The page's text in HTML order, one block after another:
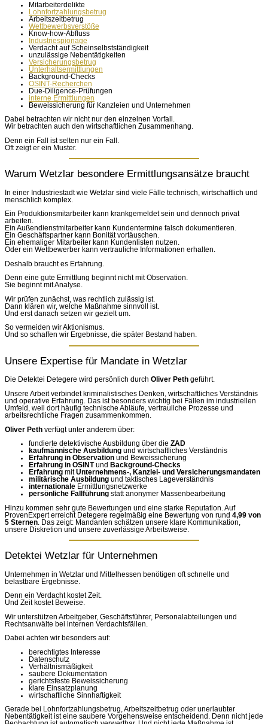
Mitarbeiterdelikte
Lohnfortzahlungsbetrug
Arbeitszeitbetrug
Wettbewerbsverstöße
Know-how-Abfluss
Industriespionage
Verdacht auf Scheinselbstständigkeit
unzulässige Nebentätigkeiten
Versicherungsbetrug
Unterhaltsermittlungen
Background-Checks
OSINT-Recherchen
Due-Diligence-Prüfungen
interne Ermittlungen
Beweissicherung für Kanzleien und Unternehmen
Dabei betrachten wir nicht nur den einzelnen Vorfall.
Wir betrachten auch den wirtschaftlichen Zusammenhang.
Denn ein Fall ist selten nur ein Fall.
Oft zeigt er ein Muster.
Warum Wetzlar besondere Ermittlungsansätze braucht
In einer Industriestadt wie Wetzlar sind viele Fälle technisch, wirtschaftlich und
menschlich komplex.
Ein Produktionsmitarbeiter kann krankgemeldet sein und dennoch privat
arbeiten.
Ein Außendienstmitarbeiter kann Kundentermine falsch dokumentieren.
Ein Geschäftspartner kann Bonität vortäuschen.
Ein ehemaliger Mitarbeiter kann Kundenlisten nutzen.
Oder ein Wettbewerber kann vertrauliche Informationen erhalten.
Deshalb braucht es Erfahrung.
Denn eine gute Ermittlung beginnt nicht mit Observation.
Sie beginnt mit Analyse.
Wir prüfen zunächst, was rechtlich zulässig ist.
Dann klären wir, welche Maßnahme sinnvoll ist.
Und erst danach setzen wir gezielt um.
So vermeiden wir Aktionismus.
Und so schaffen wir Ergebnisse, die später Bestand haben.
Unsere Expertise für Mandate in Wetzlar
Die Detektei Detegere wird persönlich durch Oliver Peth geführt.
Unsere Arbeit verbindet kriminalistisches Denken, wirtschaftliches Verständnis
und operative Erfahrung. Das ist besonders wichtig bei Fällen im industriellen
Umfeld, weil dort häufig technische Abläufe, vertrauliche Prozesse und
arbeitsrechtliche Fragen zusammenkommen.
Oliver Peth verfügt unter anderem über:
fundierte detektivische Ausbildung über die ZAD
kaufmännische Ausbildung und wirtschaftliches Verständnis
Erfahrung in Observation und Beweissicherung
Erfahrung in OSINTund Background-Checks
Erfahrung mitUnternehmens-, Kanzlei- und Versicherungsmandaten
militärische Ausbildung und taktisches Lageverständnis
internationale Ermittlungsnetzwerke
persönliche Fallführung statt anonymer Massenbearbeitung
Hinzu kommen sehr gute Bewertungen und eine starke Reputation. Auf
ProvenExpert erreicht Detegere regelmäßig eine Bewertung von rund 4,99 von
5 Sternen . Das zeigt: Mandanten schätzen unsere klare Kommunikation,
unsere Diskretion und unsere zuverlässige Arbeitsweise.
Detektei Wetzlar für Unternehmen
Unternehmen in Wetzlar und Mittelhessen benötigen oft schnelle und
belastbare Ergebnisse.
Denn ein Verdacht kostet Zeit.
Und Zeit kostet Beweise.
Wir unterstützen Arbeitgeber, Geschäftsführer, Personalabteilungen und
Rechtsanwälte bei internen Verdachtsfällen.
Dabei achten wir besonders auf:
berechtigtes Interesse
Datenschutz
Verhältnismäßigkeit
saubere Dokumentation
gerichtsfeste Beweissicherung
klare Einsatzplanung
wirtschaftliche Sinnhaftigkeit
Gerade bei Lohnfortzahlungsbetrug, Arbeitszeitbetrug oder unerlaubter
Nebentätigkeit ist eine saubere Vorgehensweise entscheidend. Denn nicht jede